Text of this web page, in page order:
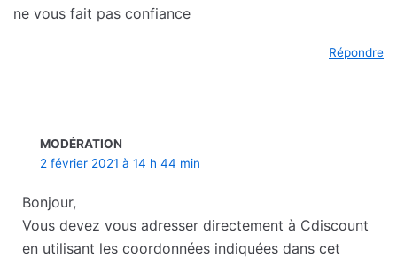
ne vous fait pas confiance
Répondre
MODÉRATION
2 février 2021 à 14 h 44 min
Bonjour,
Vous devez vous adresser directement à Cdiscount
en utilisant les coordonnées indiquées dans cet